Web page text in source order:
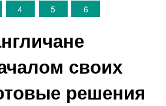
4 5 6
своих
решения